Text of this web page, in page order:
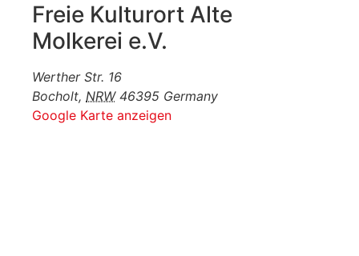
Freie Kulturort Alte
Molkerei e.V.
Werther Str. 16
Bocholt, NRW 46395 Germany
Google Karte anzeigen